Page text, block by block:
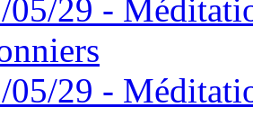
05/29 -
05/29 -